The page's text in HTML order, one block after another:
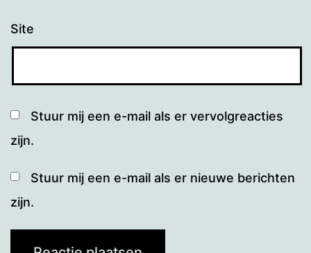
Site
Stuur mij een e-mail als er vervolgreacties
zijn.
Stuur mij een e-mail als er nieuwe berichten
zijn.